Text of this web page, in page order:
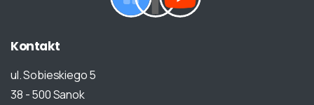
Kontakt
ul. Sobieskiego 5
38 - 500 Sanok